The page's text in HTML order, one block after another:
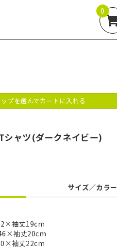
0
プを選んでカートに入れる
ャツ(ダークネイビー)
サイズ／カラー
袖丈19cm
袖丈20cm
袖丈22cm